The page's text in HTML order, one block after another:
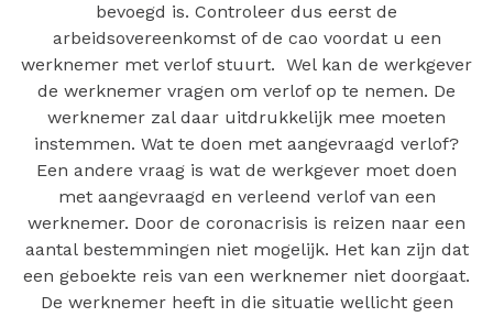
bevoegd is. Controleer dus eerst de
arbeidsovereenkomst of de cao voordat u een
werknemer met verlof stuurt. Wel kan de werkgever
de werknemer vragen om verlof op te nemen. De
werknemer zal daar uitdrukkelijk mee moeten
instemmen. Wat te doen met aangevraagd verlof?
Een andere vraag is wat de werkgever moet doen
met aangevraagd en verleend verlof van een
werknemer. Door de coronacrisis is reizen naar een
aantal bestemmingen niet mogelijk. Het kan zijn dat
een geboekte reis van een werknemer niet doorgaat.
De werknemer heeft in die situatie wellicht geen